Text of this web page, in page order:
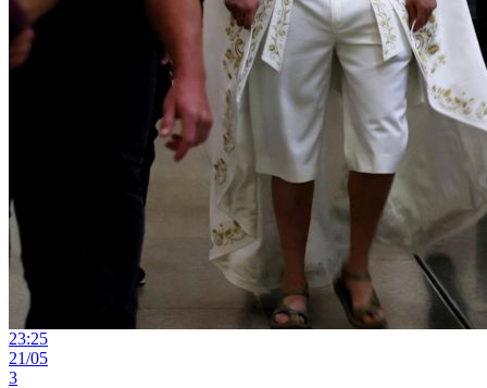
23:25
21/05
3